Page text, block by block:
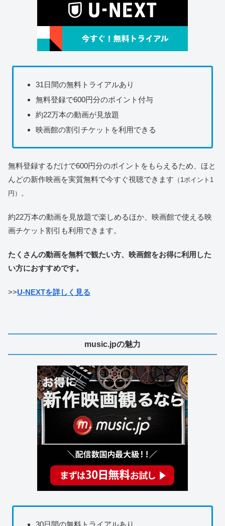
31日間の無料トライアルあり
無料登録で600円分のポイント付与
約22万本の動画が見放題
映画館の割引チケットを利用できる
無料登録するだけで600円分のポイントをもらえるため、ほと
んどの新作映画を実質無料で今すぐ視聴できます （1ポイント1
円）。
約22万本の動画を見放題で楽しめるほか、映画館で使える映
画チケット割引も利用できます。
たくさんの動画を無料で観たい方、映画館をお得に利用した
い方におすすめです。
>>U-NEXTを詳しく見る
music.jpの魅力